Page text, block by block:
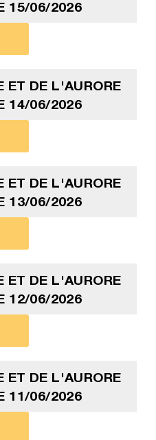
15/06/2026
ET DE L'AURORE
14/06/2026
ET DE L'AURORE
13/06/2026
ET DE L'AURORE
12/06/2026
ET DE L'AURORE
11/06/2026